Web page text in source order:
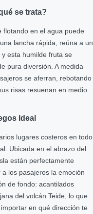
se trata?
flotando en el agua puede
lancha rápida, reúna a un
esta humilde fruta se
pura diversión. A medida
se aferran, rebotando
risas resuenan en medio
Ideal
lugares costeros en todo
Ubicada en el abrazo del
están perfectamente
los pasajeros la emoción
de fondo: acantilados
del volcán Teide, lo que
en qué dirección te